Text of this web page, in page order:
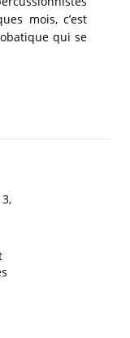
mois, c’est
qui se